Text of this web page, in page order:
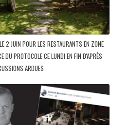
2 JUIN POUR LES RESTAURANTS EN ZONE
DU PROTOCOLE CE LUNDI EN FIN D'APRÈS
ARDUES